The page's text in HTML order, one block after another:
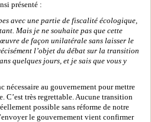
présenté :
avec une partie de fiscalité écologique,
Mais je ne souhaite pas que cette
de façon unilatérale sans laisser le
l’objet du débat sur la transition
quelques jours, et je sais que vous y
nécessaire au gouvernement pour mettre
C’est très regrettable. Aucune transition
possible sans réforme de notre
le gouvernement vient confirmer